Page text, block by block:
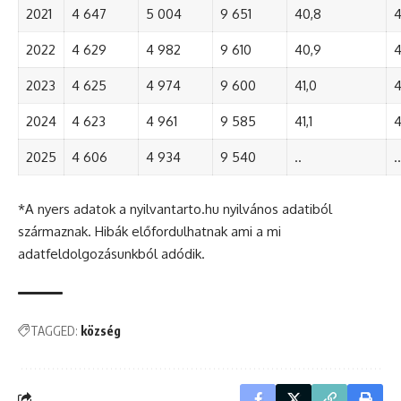
2021 4 647 5 004 9 651 40,8
2022 4 629 4 982 9 610 40,9
2023 4 625 4 974 9 600 41,0
2024 4 623 4 961 9 585 41,1
2025 4 606 4 934 9 540 .. ..
*A nyers adatok a nyilvantarto.hu nyilvános adatiból
származnak. Hibák előfordulhatnak ami a mi
adatfeldolgozásunkból adódik.
TAGGED: község